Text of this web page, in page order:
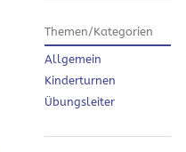
Themen/Kategorien
Allgemein
Kinderturnen
Übungsleiter